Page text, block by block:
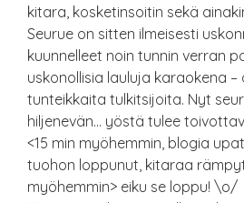
kitara, kosketinsoitin sekä
Seurue on sitten ilmeisesti
kuunnelleet noin tunnin verran
uskonollisia lauluja karaokena –
tunteikkaita tulkitsijoita. Nyt
hiljenevän… yöstä tulee
<15 min myöhemmin, blogia
tuohon loppunut, kitaraa
myöhemmin> eiku se loppu! \o/